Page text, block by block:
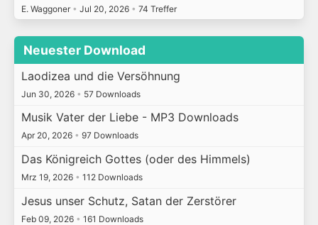
E. Waggoner • Jul 20, 2026 • 74 Treffer
Neuester Download
Laodizea und die Versöhnung
Jun 30, 2026 • 57 Downloads
Musik Vater der Liebe - MP3 Downloads
Apr 20, 2026 • 97 Downloads
Das Königreich Gottes (oder des Himmels)
Mrz 19, 2026 • 112 Downloads
Jesus unser Schutz, Satan der Zerstörer
Feb 09, 2026 • 161 Downloads